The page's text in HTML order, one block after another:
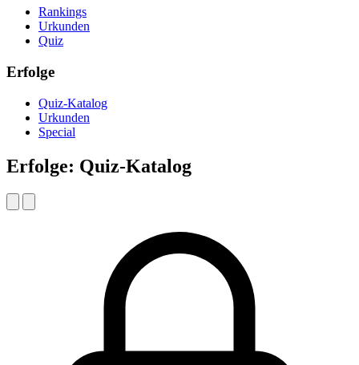
Rankings
Urkunden
Quiz
Erfolge
Quiz-Katalog
Urkunden
Special
Erfolge: Quiz-Katalog